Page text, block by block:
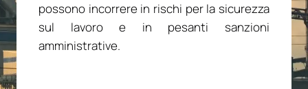
possono incorrere in rischi per la sicurezza
sul lavoro e in pesanti sanzioni
amministrative.